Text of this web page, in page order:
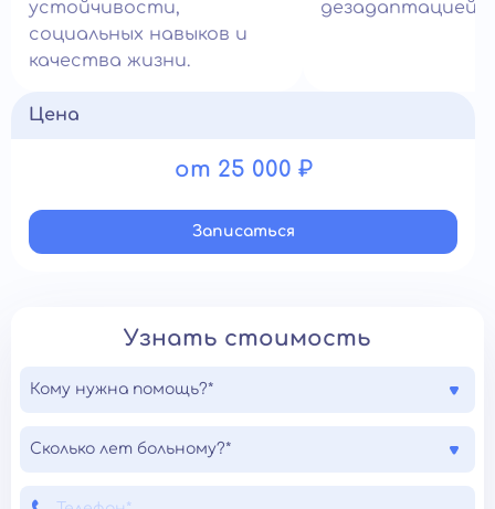
устойчивости,
социальных навыков и
качества жизни.
дезадаптацией.
Цена
от 25 000 ₽
Записатьcя
Узнать стоимость
Кому нужна помощь?*
Сколько лет больному?*